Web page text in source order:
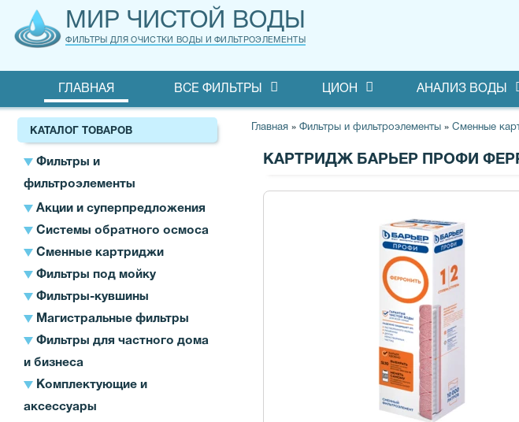
МИР ЧИСТОЙ ВОДЫ
ФИЛЬТРЫ ДЛЯ ОЧИСТКИ ВОДЫ И ФИЛЬТРОЭЛЕМЕНТЫ
ГЛАВНАЯ ВСЕ ФИЛЬТРЫ ЦИОН АНАЛИЗ ВОДЫ
КАТАЛОГ ТОВАРОВ
Фильтры и
фильтроэлементы
Акции и суперпредложения
Системы обратного осмоса
Сменные картриджи
Фильтры под мойку
Фильтры-кувшины
Магистральные фильтры
Фильтры для частного дома
и бизнеса
Комплектующие и
аксессуары
Главная »Фильтры и фильтроэлементы »Сменные
КАРТРИДЖ БАРЬЕР ПРОФИ